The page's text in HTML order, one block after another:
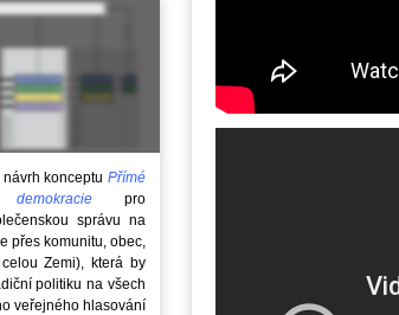
konceptu Přímé
demokracie pro
správu na
přes komunitu, obec,
Zemi), která by
politiku na všech
veřejného hlasování